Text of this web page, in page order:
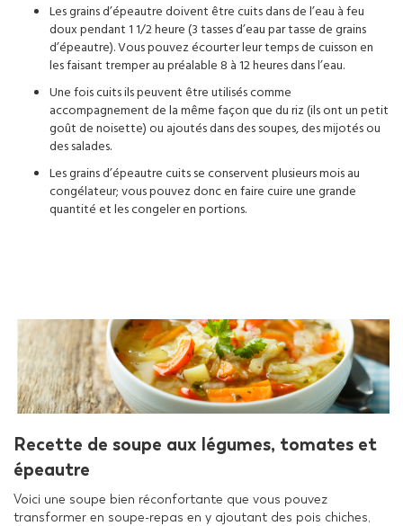
Les grains d’épeautre doivent être cuits dans de l’eau à feu
doux pendant 1 1/2 heure (3 tasses d’eau par tasse de grains
d’épeautre). Vous pouvez écourter leur temps de cuisson en
les faisant tremper au préalable 8 à 12 heures dans l’eau.
Une fois cuits ils peuvent être utilisés comme
accompagnement de la même façon que du riz (ils ont un petit
goût de noisette) ou ajoutés dans des soupes, des mijotés ou
des salades.
Les grains d’épeautre cuits se conservent plusieurs mois au
congélateur; vous pouvez donc en faire cuire une grande
quantité et les congeler en portions.
Recette de soupe aux légumes, tomates et
épeautre
Voici une soupe bien réconfortante que vous pouvez
transformer en soupe-repas en y ajoutant des pois chiches,